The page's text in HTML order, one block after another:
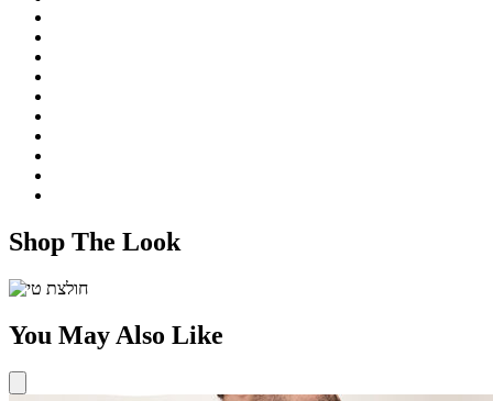
Shop The Look
You May Also Like